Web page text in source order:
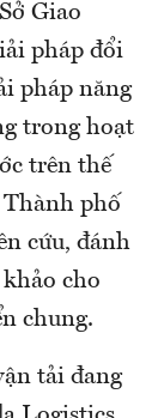
Giao
pháp đổi
pháp năng
trong hoạt
trên thế
phố
cứu, đánh
cho
chung.
tải đang